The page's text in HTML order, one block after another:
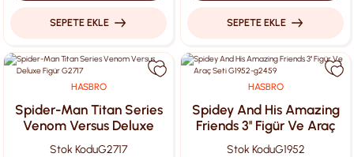
SEPETE EKLE SEPETE EKLE
HASBRO
Spider-Man Titan Series
Venom Versus Deluxe
Figür G2717
Stok KoduG2717
HASBRO
Spidey And His Amazing
Friends 3'' Figür Ve Araç
Seti G1952-g2459
Stok KoduG1952